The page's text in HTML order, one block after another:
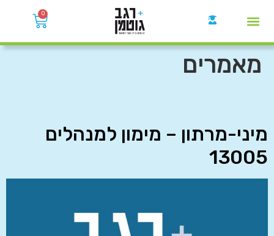
0
מאמרים
מיני-מרתון – מימון למנהלים
13005